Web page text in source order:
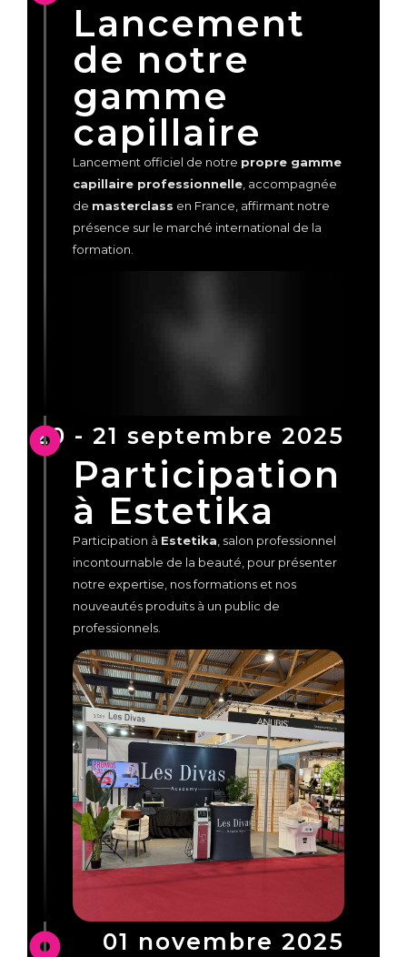
Lancement
de notre
gamme
capillaire
Lancement officiel de notre propre gamme
capillaire professionnelle, accompagnée
de masterclass en France, affirmant notre
présence sur le marché international de la
formation.
20 - 21 septembre 2025
Participation
à Estetika
Participation à Estetika , salon professionnel
incontournable de la beauté, pour présenter
notre expertise, nos formations et nos
nouveautés produits à un public de
professionnels.
01 novembre 2025